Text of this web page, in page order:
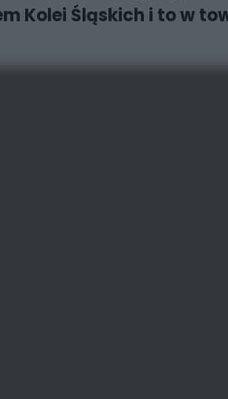
Kolei Śląskich i to w